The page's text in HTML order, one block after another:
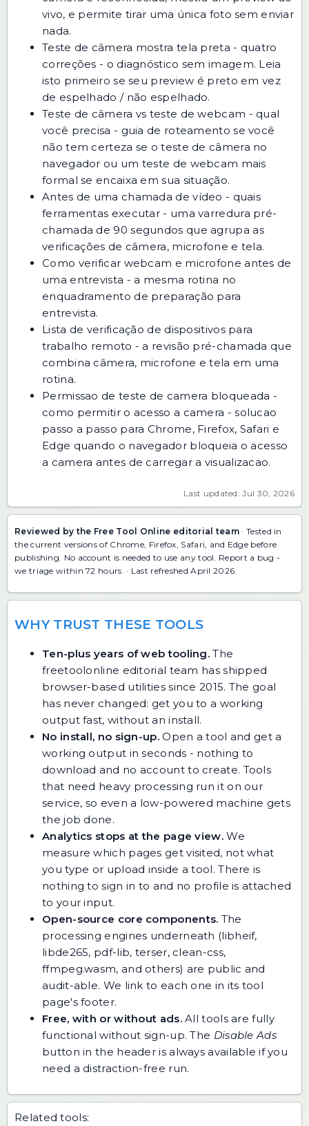
vivo, e permite tirar uma única foto sem enviar
nada.
Teste de câmera mostra tela preta - quatro
correções - o diagnóstico sem imagem. Leia
isto primeiro se seu preview é preto em vez
de espelhado / não espelhado.
Teste de câmera vs teste de webcam - qual
você precisa - guia de roteamento se você
não tem certeza se o teste de câmera no
navegador ou um teste de webcam mais
formal se encaixa em sua situação.
Antes de uma chamada de vídeo - quais
ferramentas executar - uma varredura pré-
chamada de 90 segundos que agrupa as
verificações de câmera, microfone e tela.
Como verificar webcam e microfone antes de
uma entrevista - a mesma rotina no
enquadramento de preparação para
entrevista.
Lista de verificação de dispositivos para
trabalho remoto - a revisão pré-chamada que
combina câmera, microfone e tela em uma
rotina.
Permissao de teste de camera bloqueada -
como permitir o acesso a camera - solucao
passo a passo para Chrome, Firefox, Safari e
Edge quando o navegador bloqueia o acesso
a camera antes de carregar a visualizacao.
Last updated: Jul 30, 2026
Reviewed by the Free Tool Online editorial team · Tested in
the current versions of Chrome, Firefox, Safari, and Edge before
publishing. No account is needed to use any tool. Report a bug -
we triage within 72 hours. · Last refreshed April 2026.
WHY TRUST THESE TOOLS
Ten-plus years of web tooling. The
freetoolonline editorial team has shipped
browser-based utilities since 2015. The goal
has never changed: get you to a working
output fast, without an install.
No install, no sign-up.Open a tool and get a
working output in seconds - nothing to
download and no account to create. Tools
that need heavy processing run it on our
service, so even a low-powered machine gets
the job done.
Analytics stops at the page view.We
measure which pages get visited, not what
you type or upload inside a tool. There is
nothing to sign in to and no profile is attached
to your input.
Open-source core components. The
processing engines underneath (libheif,
libde265, pdf-lib, terser, clean-css,
ffmpeg.wasm, and others) are public and
audit-able. We link to each one in its tool
page's footer.
Free, with or without ads.All tools are fully
functional without sign-up. The Disable Ads
button in the header is always available if you
need a distraction-free run.
Related tools: